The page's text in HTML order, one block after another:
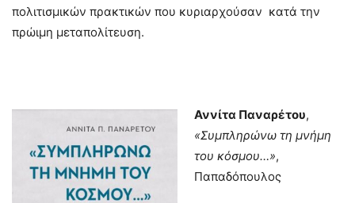
πολιτισμικών πρακτικών που κυριαρχούσαν κατά την
πρώιμη μεταπολίτευση.
Αννίτα Παναρέτου,
«Συμπληρώνω τη μνήμη
του κόσμου…»,
Παπαδόπουλος